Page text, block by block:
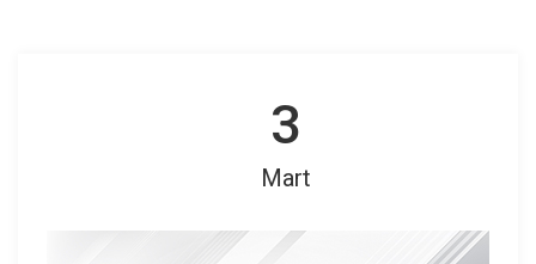
3
Mart